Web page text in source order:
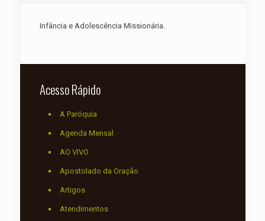
Infância e Adolescência Missionária.
Acesso Rápido
A Paróquia
Agenda Mensal
AO VIVO
Apostolado da Oração
Artigos
Atendimentos